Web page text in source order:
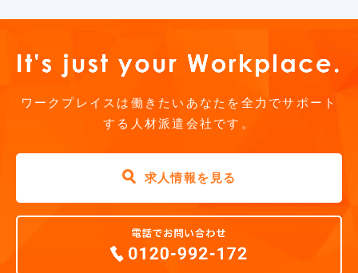
ワークプレイスは働きたいあなたを全力でサポート
する人材派遣会社です。
求人情報を見る